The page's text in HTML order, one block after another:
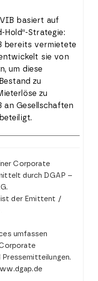
basiert auf
Hold“-Strategie:
bereits vermietete
sie von
um diese
zu
zu
an Gesellschaften
Corporate
durch DGAP –
ist der Emittent /
umfassen